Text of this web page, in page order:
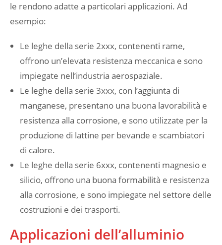
le rendono adatte a particolari applicazioni. Ad
esempio:
Le leghe della serie 2xxx, contenenti rame,
offrono un’elevata resistenza meccanica e sono
impiegate nell’industria aerospaziale.
Le leghe della serie 3xxx, con l’aggiunta di
manganese, presentano una buona lavorabilità e
resistenza alla corrosione, e sono utilizzate per la
produzione di lattine per bevande e scambiatori
di calore.
Le leghe della serie 6xxx, contenenti magnesio e
silicio, offrono una buona formabilità e resistenza
alla corrosione, e sono impiegate nel settore delle
costruzioni e dei trasporti.
Applicazioni dell’alluminio